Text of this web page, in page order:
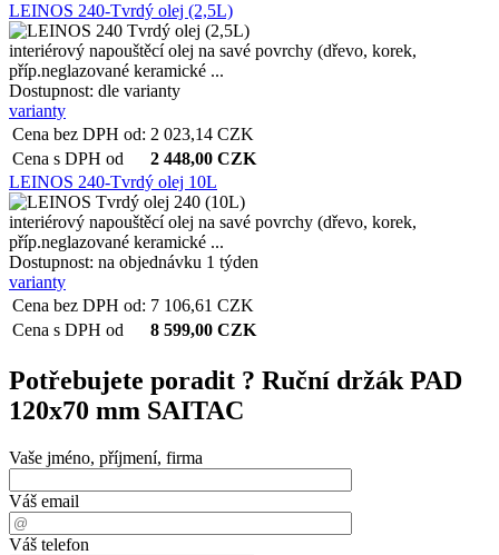
LEINOS 240-Tvrdý olej (2,5L)
interiérový napouštěcí olej na savé povrchy (dřevo, korek,
příp.neglazované keramické ...
Dostupnost: dle varianty
varianty
Cena bez DPH od: 2 023,14 CZK
Cena s DPH od
2 448,00 CZK
LEINOS 240-Tvrdý olej 10L
interiérový napouštěcí olej na savé povrchy (dřevo, korek,
příp.neglazované keramické ...
Dostupnost: na objednávku 1 týden
varianty
Cena bez DPH od: 7 106,61 CZK
Cena s DPH od
8 599,00 CZK
Potřebujete poradit ? Ruční držák PAD
120x70 mm SAITAC
Vaše jméno, příjmení, firma
Váš email
Váš telefon